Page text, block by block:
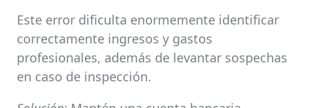
Este error dificulta enormemente identificar
correctamente ingresos y gastos
profesionales, además de levantar sospechas
en caso de inspección.